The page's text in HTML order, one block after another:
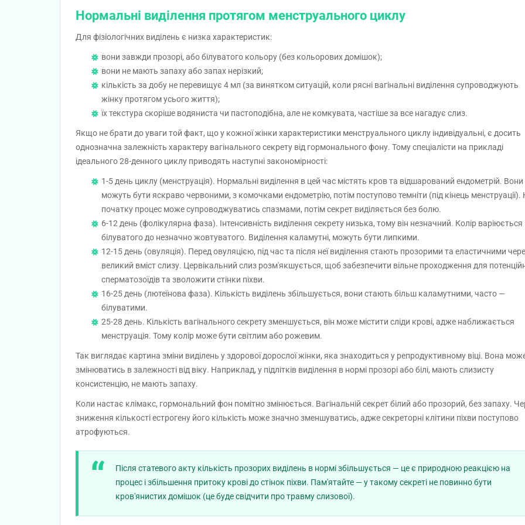
Нормальні виділення протягом менструального циклу
Для фізіологічних виділень є низка характеристик:
вони завжди прозорі, або білуватого кольору (без кольорових домішок);
вони не мають запаху або запах нерізкий;
кількість за добу не перевищує 4 мл (за винятком ситуацій, коли рясні вагінальні виділення супроводжують
жінку протягом усього життя);
їх текстура скоріше водяниста чи пастоподібна, але не комкувата, частіше за все нагадує слиз.
Якщо не брати до уваги той факт, що у кожної жінки характеристики менструального циклу індивідуальні, є досить
однозначна залежність характеру вагінального секрету від гормонального фону. Тому спеціалісти на прикладі
ідеального 28-денного циклу приводять наступні закономірності:
1-5 день циклу (менструація). Нормальні виділення в цей час містять кров та відшарований ендометрій. Вони
можуть бути яскраво червоними, з комочками ендометрію, потім поступово темніти (під кінець менструації).
початку процес може супроводжуватись спазмами, потім секрет виділяється без болю.
6-12 день (фолікулярна фаза). Інтенсивність виділення секрету низька, тому він незначний. Колір варіюється
білуватого до незначно жовтуватого. Виділення каламутні, можуть бути липкими.
12-15 день (овуляція). Перед овуляцією, під час та після неї виділення стають прозорими та еластичними
великий вміст слизу. Цервікальний слиз розм'якшується, щоб забезпечити вільне проходження для
сперматозоїдів та зволожити стінки піхви.
16-25 день (лютеїнова фаза). Кількість виділень збільшується, вони стають більш каламутними, часто —
білуватими.
25-28 день. Кількість вагінального секрету зменшується, він може містити сліди крові, адже наближається
менструація. Тому колір може бути світлим або рожевим.
Так виглядає картина зміни виділень у здорової дорослої жінки, яка знаходиться у репродуктивному віці. Вона
змінюватись в залежності від віку. Наприклад, у підлітків виділення в нормі прозорі або білі, мають слизисту
консистенцію, не мають запаху.
Коли настає клімакс, гормональний фон помітно змінюється. Вагінальній секрет білий або прозорий, без запаху.
зниження кількості естрогену його кількість може значно зменшуватись, адже секреторні клітини піхви поступово
атрофуються.
Після статевого акту кількість прозорих виділень в нормі збільшується — це є природною реакцією на
процес і збільшення притоку крові до стінок піхви. Пам'ятайте — у такому секреті не повинно бути
кров'янистих домішок (це буде свідчити про травму слизової).